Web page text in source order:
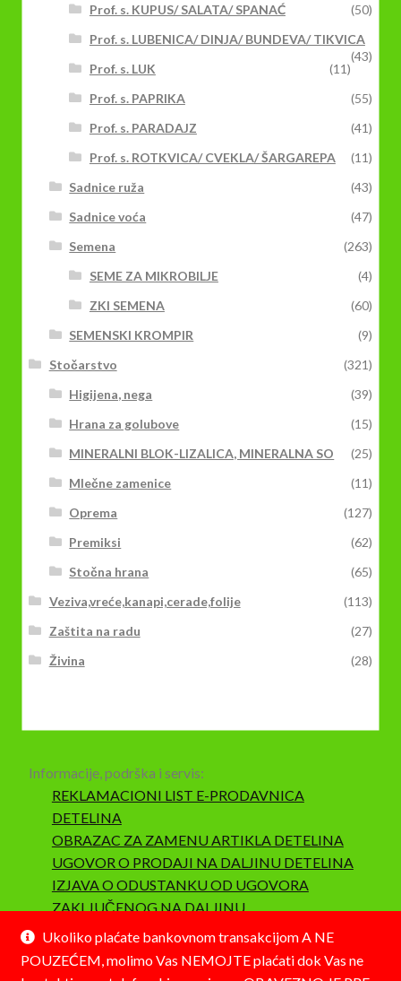
Ukoliko plaćate bankovnom transakcijom A NE
POUZEĆEM, molimo Vas NEMOJTE plaćati dok Vas ne
Prof. s. KUPUS/ SALATA/ SPANAĆ
(50)
Prof. s. LUBENICA/ DINJA/ BUNDEVA/ TIKVICA
(43)
Prof. s. LUK
(11)
Prof. s. PAPRIKA
(55)
Prof. s. PARADAJZ
(41)
Prof. s. ROTKVICA/ CVEKLA/ ŠARGAREPA
(11)
Sadnice ruža
(43)
Sadnice voća
(47)
Semena
(263)
SEME ZA MIKROBILJE
(4)
ZKI SEMENA
(60)
SEMENSKI KROMPIR
(9)
Stočarstvo
(321)
Higijena, nega
(39)
Hrana za golubove
(15)
MINERALNI BLOK-LIZALICA, MINERALNA SO
(25)
Mlečne zamenice
(11)
Oprema
(127)
Premiksi
(62)
Stočna hrana
(65)
Veziva,vreće,kanapi,cerade,folije
(113)
Zaštita na radu
(27)
Živina
(28)
Informacije, podrška i servis:
REKLAMACIONI LIST E-PRODAVNICA
DETELINA
OBRAZAC ZA ZAMENU ARTIKLA DETELINA
UGOVOR O PRODAJI NA DALJINU DETELINA
IZJAVA O ODUSTANKU OD UGOVORA
ZAKLJUČENOG NA DALJINU
SAOBRAZNOST I REKLAMACIJA